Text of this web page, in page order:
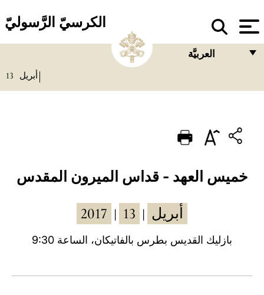
الكرسيّ الرَّسوليّ
العربيَّة
PORTUGUÊS
ESPAÑOL
العربيّة
أبريل 13
خميس العهد - قداس الميرون المقدس
2017 أبريل 13
بازليك القديس بطرس بالفاتيكان، الساعة 9:30